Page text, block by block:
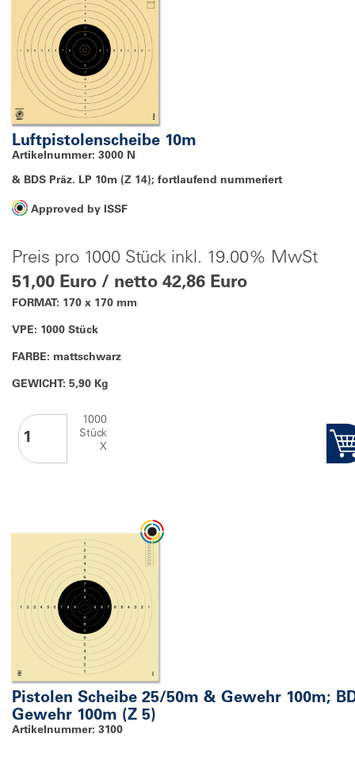
Luftpistolenscheibe 10m
Artikelnummer: 3000 N
& BDS Präz. LP 10m (Z 14); fortlaufend nummeriert
Approved by ISSF
Preis pro 1000 Stück inkl. 19.00% MwSt
51,00 Euro / netto 42,86 Euro
FORMAT: 170 x 170 mm
VPE: 1000 Stück
FARBE: mattschwarz
GEWICHT: 5,90 Kg
1000
Stück
X
Pistolen Scheibe 25/50m & Gewehr 100m;
Gewehr 100m (Z 5)
Artikelnummer: 3100